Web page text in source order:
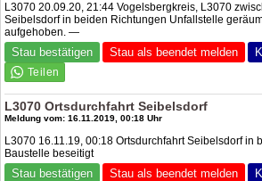
L3070 20.09.20, 21:44 Vogelsbergkreis, L3070
Seibelsdorf in beiden Richtungen Unfallstelle
aufgehoben. —
Stau bestätigen Stau als beendet melden
L3070 Ortsdurchfahrt Seibelsdorf
Meldung vom: 16.11.2019, 00:18 Uhr
L3070 16.11.19, 00:18 Ortsdurchfahrt Seibelsdorf in
Baustelle beseitigt
Stau bestätigen Stau als beendet melden